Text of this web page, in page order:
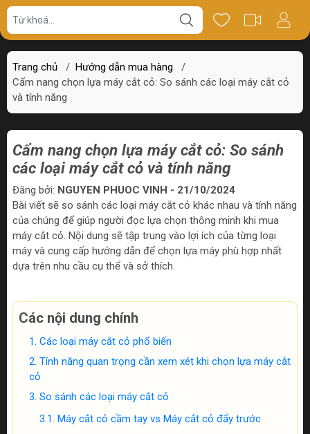
Trang chủ / Hướng dẫn mua hàng
/
Cẩm nang chọn lựa máy cắt cỏ: So sánh các loại máy cắt cỏ
và tính năng
Cẩm nang chọn lựa máy cắt cỏ: So sánh
các loại máy cắt cỏ và tính năng
Đăng bởi: NGUYEN PHUOC VINH - 21/10/2024
Bài viết sẽ so sánh các loại máy cắt cỏ khác nhau và tính năng
của chúng để giúp người đọc lựa chọn thông minh khi mua
máy cắt cỏ. Nội dung sẽ tập trung vào lợi ích của từng loại
máy và cung cấp hướng dẫn để chọn lựa máy phù hợp nhất
dựa trên nhu cầu cụ thể và sở thích.
Các nội dung chính
Các loại máy cắt cỏ phổ biến
Tính năng quan trọng cần xem xét khi chọn lựa máy cắt
cỏ
So sánh các loại máy cắt cỏ
Máy cắt cỏ cầm tay vs Máy cắt cỏ đẩy trước